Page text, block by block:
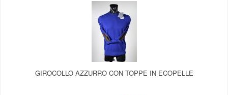
GIROCOLLO AZZURRO CON TOPPE IN ECOPELLE